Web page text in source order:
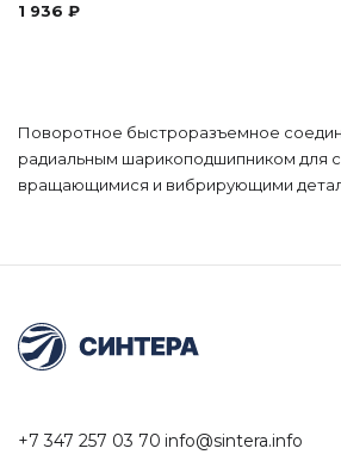
1 936 ₽
Поворотное быстроразъемное
радиальным шарикоподшипником для
вращающимися и вибрирующими
+7 347 257 03 70 info@sintera.info